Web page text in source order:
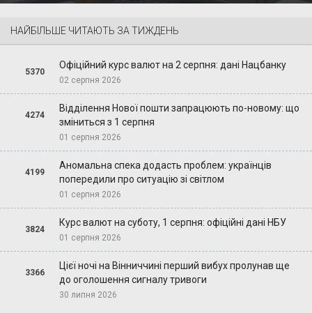
НАЙБІЛЬШЕ ЧИТАЮТЬ ЗА ТИЖДЕНЬ
5370
Офіційний курс валют на 2 серпня: дані Нацбанку
02 серпня 2026
4274
Відділення Нової пошти запрацюють по-новому: що
зміниться з 1 серпня
01 серпня 2026
4199
Аномальна спека додасть проблем: українців
попередили про ситуацію зі світлом
01 серпня 2026
3824
Курс валют на суботу, 1 серпня: офіційні дані НБУ
01 серпня 2026
3366
Цієї ночі на Вінниччині перший вибух пролунав ще
до оголошення сигналу тривоги
30 липня 2026